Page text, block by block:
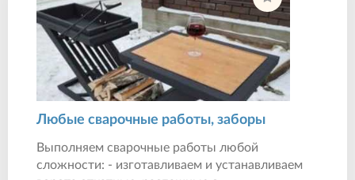
Дорожное строительство 25
Устройство печей 19
Алмазное бурение 17
Любые сварочные работы, заборы
Выполняем сварочные работы любой
сложности: - изготавливаем и устанавливаем